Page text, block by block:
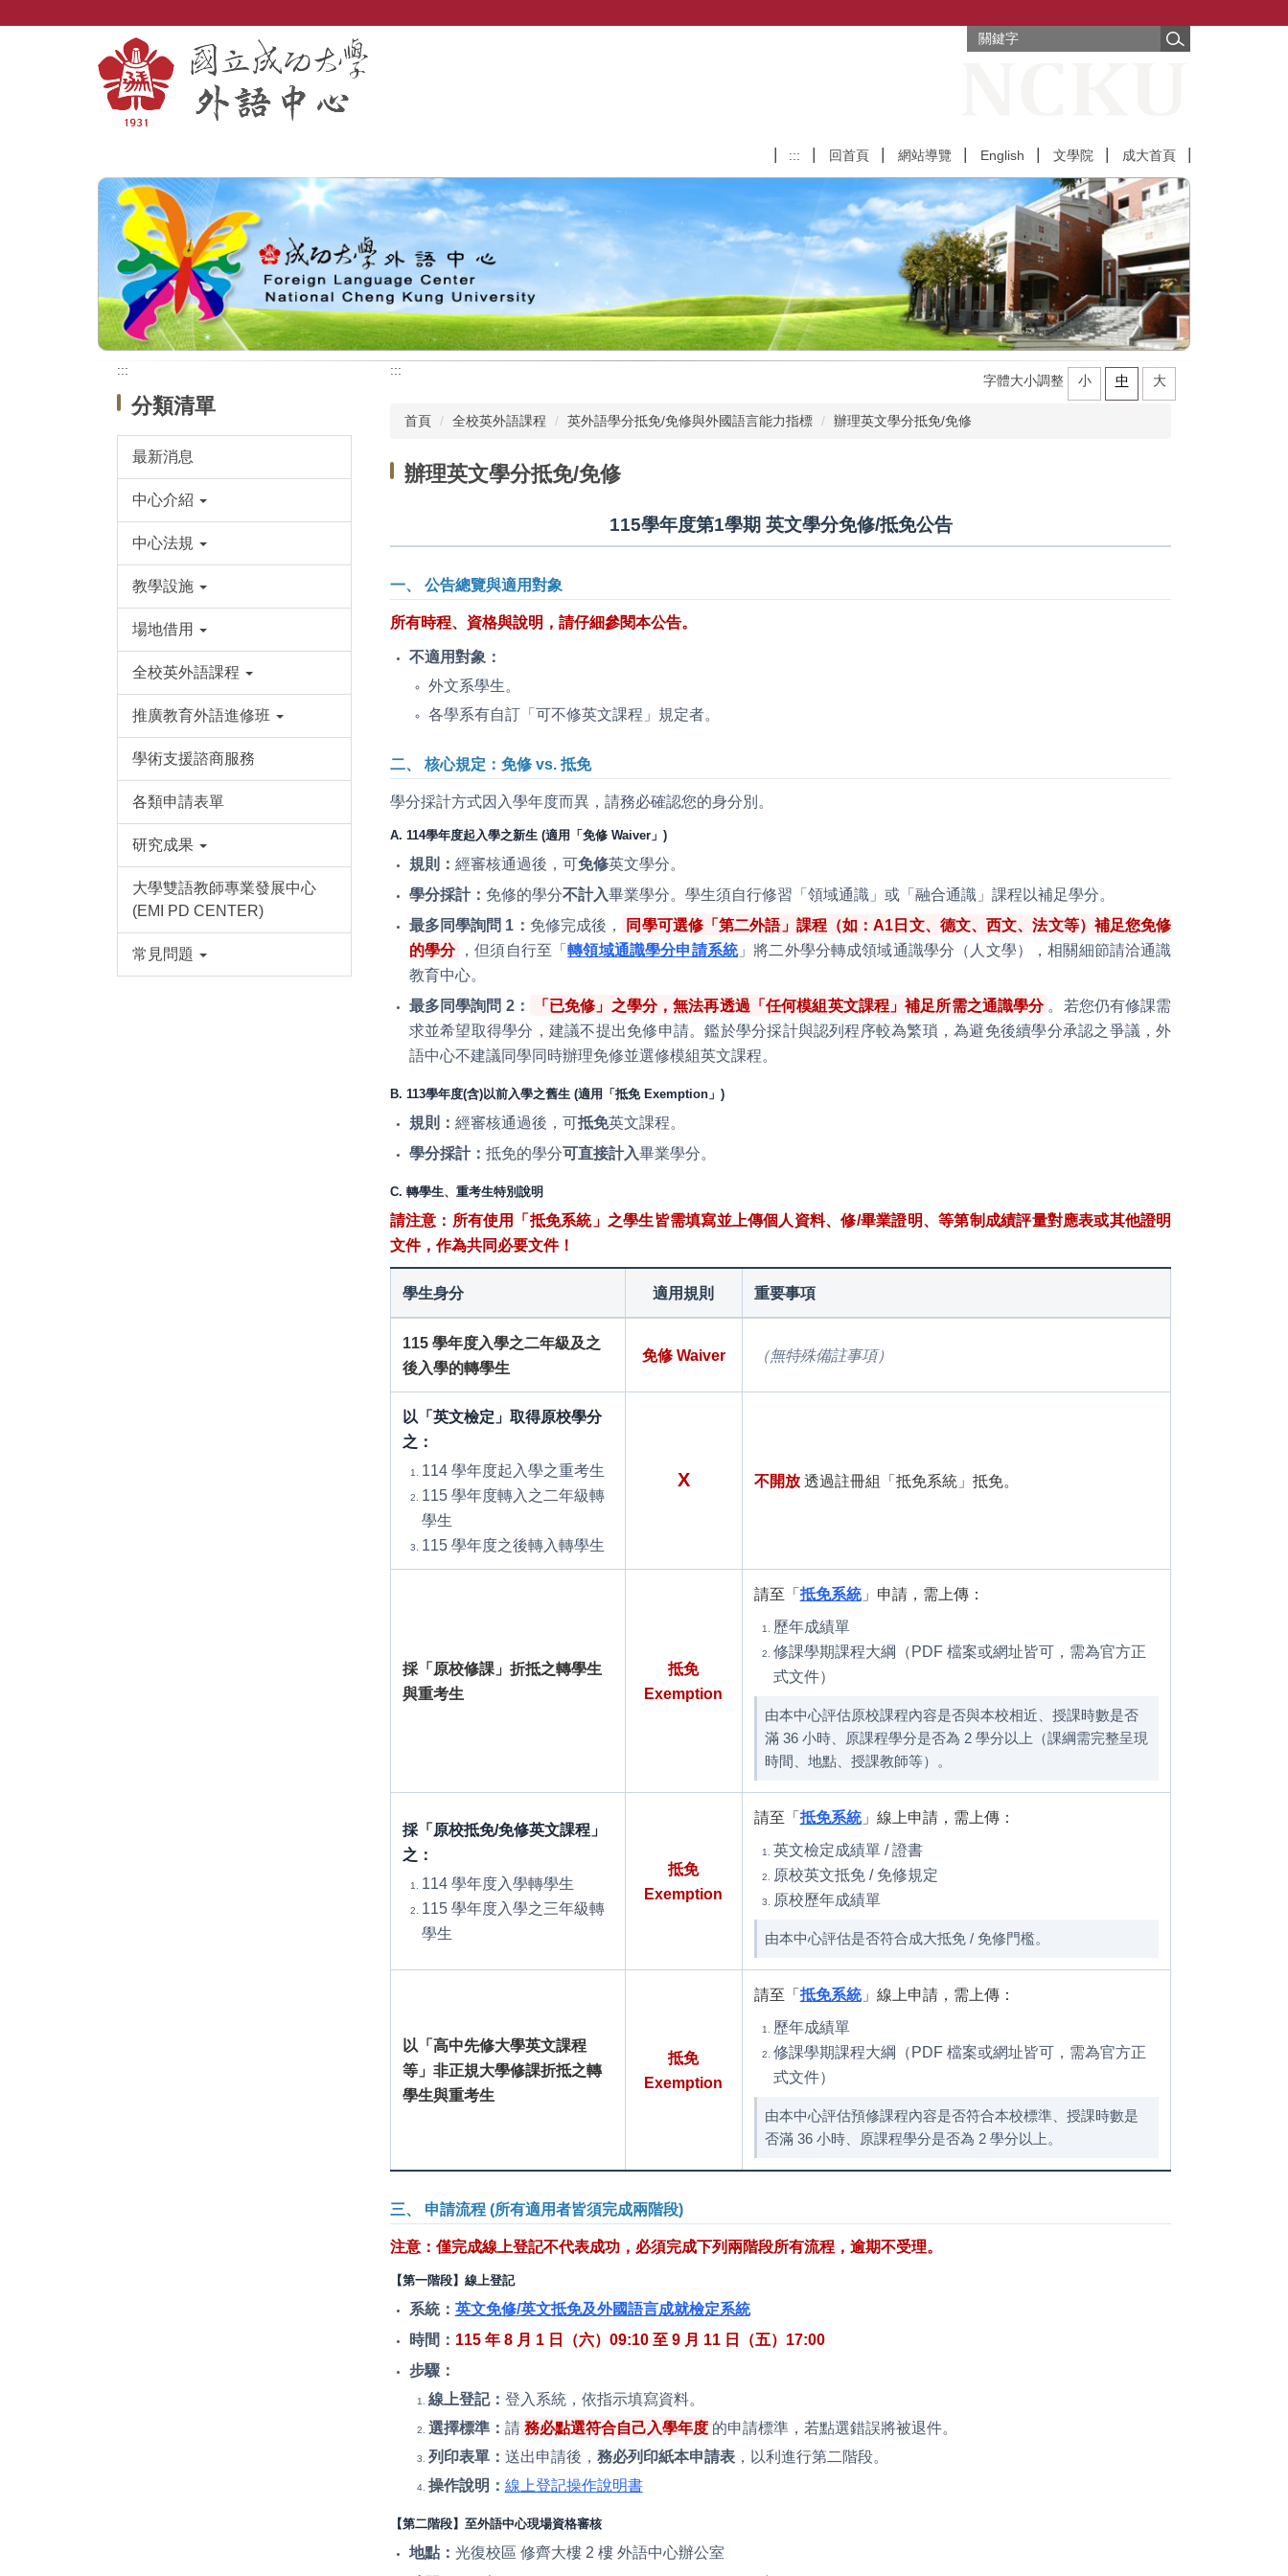
:::
回首頁 網站導覽 English 文學院 成大首頁
:::
分類清單
最新消息
中心介紹
中心法規
教學設施
場地借用
全校英外語課程
推廣教育外語進修班
學術支援諮商服務
各類申請表單
研究成果
大學雙語教師專業發展中心
(EMI PD CENTER)
常見問題
:::
首頁 全校英外語課程 英外語學分抵免/免修與外國語言能力指標 辦理英文學分抵免/免修
辦理英文學分抵免/免修
字體大小調整 小 中 大
115學年度第1學期 英文學分免修/抵免公告
一、 公告總覽與適用對象
所有時程、資格與說明，請仔細參閱本公告。
不適用對象：
外文系學生。
各學系有自訂「可不修英文課程」規定者。
二、 核心規定：免修 vs. 抵免
學分採計方式因入學年度而異，請務必確認您的身分別。
A. 114學年度起入學之新生 (適用「免修 Waiver」)
規則： 經審核通過後，可免修英文學分。
學分採計： 免修的學分不計入畢業學分。學生須自行修習「領域通識」或「融合通識」課程以補足學分。
最多同學詢問 1： 免修完成後，
同學可選修「第二外語」課程（如：A1日文、德文、西文、法文等）補足您免修
的學分
，但須自行至「轉領域通識學分申請系統 」將二外學分轉成領域通識學分（人文學），相關細節請洽通識
教育中心。
最多同學詢問 2：
「已免修」之學分，無法再透過「任何模組英文課程」補足所需之通識學分
。若您仍有修課需
求並希望取得學分，建議不提出免修申請。鑑於學分採計與認列程序較為繁瑣，為避免後續學分承認之爭議，外
語中心不建議同學同時辦理免修並選修模組英文課程。
B. 113學年度(含)以前入學之舊生 (適用「抵免 Exemption」)
規則： 經審核通過後，可抵免英文課程。
學分採計： 抵免的學分可直接計入畢業學分。
C. 轉學生、重考生特別說明
請注意：所有使用「抵免系統」之學生皆需填寫並上傳個人資料、修/畢業證明、等第制成績評量對應表或其他證明
文件，作為共同必要文件！
學生身分 適用規則 重要事項
115 學年度入學之二年級及之
後入學的轉學生
免修 Waiver （無特殊備註事項）
以「英文檢定」取得原校學分
之：
114 學年度起入學之重考生
115 學年度轉入之二年級轉
學生
115 學年度之後轉入轉學生
X 不開放透過註冊組「抵免系統」抵免。
採「原校修課」折抵之轉學生
與重考生
抵免
Exemption
請至「抵免系統」申請，需上傳：
歷年成績單
修課學期課程大綱（PDF 檔案或網址皆可，需為官方正
式文件）
由本中心評估原校課程內容是否與本校相近、授課時數是否
滿 36 小時、原課程學分是否為 2 學分以上（課綱需完整呈現
時間、地點、授課教師等）。
採「原校抵免/免修英文課程」
之：
114 學年度入學轉學生
115 學年度入學之三年級轉
學生
抵免
Exemption
請至「抵免系統」線上申請，需上傳：
英文檢定成績單 / 證書
原校英文抵免 / 免修規定
原校歷年成績單
由本中心評估是否符合成大抵免 / 免修門檻。
以「高中先修大學英文課程
等」非正規大學修課折抵之轉
學生與重考生
抵免
Exemption
請至「抵免系統」線上申請，需上傳：
歷年成績單
修課學期課程大綱（PDF 檔案或網址皆可，需為官方正
式文件）
由本中心評估預修課程內容是否符合本校標準、授課時數是
否滿 36 小時、原課程學分是否為 2 學分以上。
三、 申請流程 (所有適用者皆須完成兩階段)
注意：僅完成線上登記不代表成功，必須完成下列兩階段所有流程，逾期不受理。
【第一階段】線上登記
系統： 英文免修/英文抵免及外國語言成就檢定系統
時間： 115 年 8 月 1 日 （六）09:10 至 9 月 11 日 （五） 17:00
步驟：
線上登記： 登入系統，依指示填寫資料。
選擇標準： 請 務必點選符合自己入學年度 的申請標準，若點選錯誤將被退件。
列印表單： 送出申請後， 務必列印紙本申請表，以利進行第二階段。
操作說明： 線上登記操作說明書
【第二階段】至外語中心現場資格審核
地點： 光復校區 修齊大樓 2 樓 外語中心辦公室